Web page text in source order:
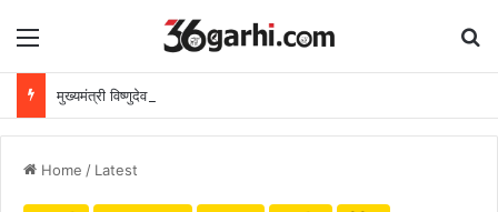
Menu
Home / Latest